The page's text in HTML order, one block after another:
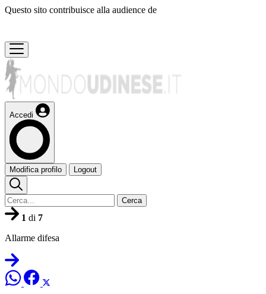
Questo sito contribuisce alla audience de
Accedi
Modifica profilo Logout
Cerca
1 di 7
Allarme difesa